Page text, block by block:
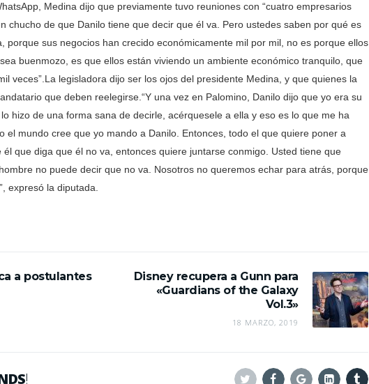
Medina dijo que previamente tuvo reuniones con “cuatro empresarios
chucho de que Danilo tiene que decir que él va. Pero ustedes saben por qué es
porque sus negocios han crecido económicamente mil por mil, no es porque ellos
buenmozo, es que ellos están viviendo un ambiente económico tranquilo, que
veces”. La legisladora dijo ser los ojos del presidente Medina, y que quienes la
que deben reelegirse. “Y una vez en Palomino, Danilo dijo que yo era su
hizo de una forma sana de decirle, acérquesele a ella y eso es lo que me ha
el mundo cree que yo mando a Danilo. Entonces, todo el que quiere poner a
él que diga que él no va, entonces quiere juntarse conmigo. Usted tiene que
no puede decir que no va. Nosotros no queremos echar para atrás, porque
expresó la diputada.
a postulantes
Disney recupera a Gunn para
«Guardians of the Galaxy
Vol.3»
18 MARZO, 2019
!